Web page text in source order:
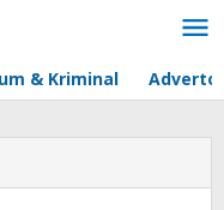
& Kriminal
pertirtaan